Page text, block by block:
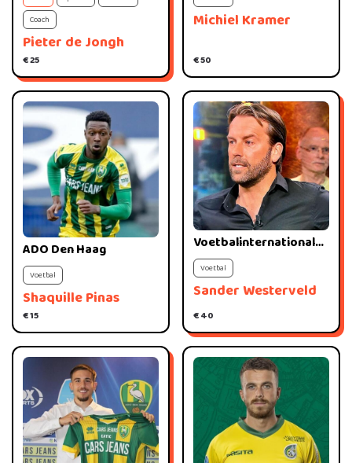
Pieter de Jongh
€ 25
Coach
Michiel Kramer
€ 50
Shaquille Pinas
ADO Den Haag
€ 15
Voetbal
Sander Westerveld
Voetbalinternational
(keeper)
€ 40
Voetbal